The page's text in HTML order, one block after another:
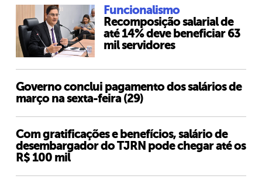
Funcionalismo
Recomposição salarial de
até 14% deve beneficiar 63
mil servidores
Governo conclui pagamento dos salários de
março na sexta-feira (29)
Com gratificações e benefícios, salário de
desembargador do TJRN pode chegar até os
R$ 100 mil